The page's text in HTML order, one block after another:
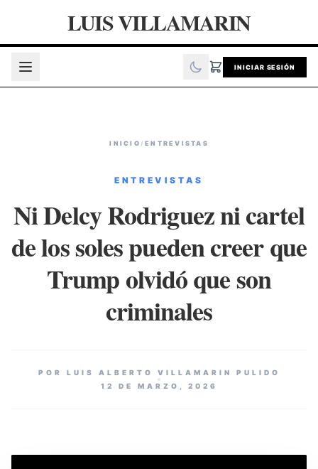
LUIS VILLAMARIN
INICIAR SESIÓN
INICIO / ENTREVISTAS
ENTREVISTAS
Ni Delcy Rodriguez ni cartel
de los soles pueden creer que
Trump olvidó que son
criminales
POR LUIS ALBERTO VILLAMARIN PULIDO
12 DE MARZO, 2026